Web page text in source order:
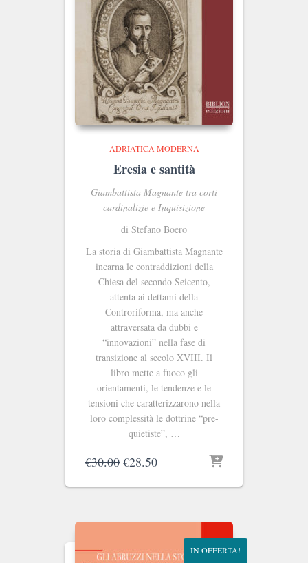
ADRIATICA MODERNA
Eresia e santità
Giambattista Magnante tra corti
cardinalizie e Inquisizione
di Stefano Boero
La storia di Giambattista Magnante
incarna le contraddizioni della
Chiesa del secondo Seicento,
attenta ai dettami della
Controriforma, ma anche
attraversata da dubbi e
“innovazioni” nella fase di
transizione al secolo XVIII. Il
libro mette a fuoco gli
orientamenti, le tendenze e le
tensioni che caratterizzarono nella
loro complessità le dottrine “pre-
quietiste”, …
€30.00 Il
originale
€30.00.
€28.50Il
attuale
€28.50.
IN OFFERTA!